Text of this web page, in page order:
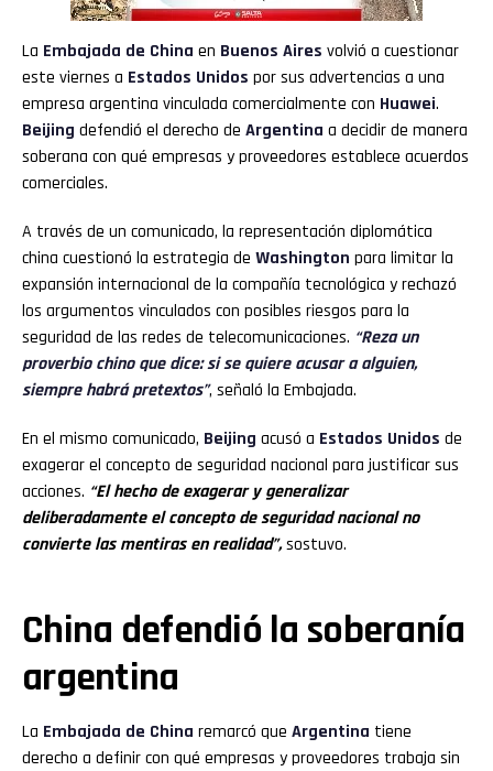
La Embajada de China en Buenos Aires volvió a cuestionar
este viernes a Estados Unidos por sus advertencias a una
empresa argentina vinculada comercialmente con Huawei.
Beijing defendió el derecho de Argentina a decidir de manera
soberana con qué empresas y proveedores establece acuerdos
comerciales.
A través de un comunicado, la representación diplomática
china cuestionó la estrategia de Washington para limitar la
expansión internacional de la compañía tecnológica y rechazó
los argumentos vinculados con posibles riesgos para la
seguridad de las redes de telecomunicaciones. “Reza un
proverbio chino que dice: si se quiere acusar a alguien,
siempre habrá pretextos”, señaló la Embajada.
En el mismo comunicado, Beijing acusó a Estados Unidos de
exagerar el concepto de seguridad nacional para justificar sus
acciones. “El hecho de exagerar y generalizar
deliberadamente el concepto de seguridad nacional no
convierte las mentiras en realidad”,sostuvo.
China defendió la soberanía
argentina
La Embajada de China remarcó que Argentina tiene
derecho a definir con qué empresas y proveedores trabaja sin